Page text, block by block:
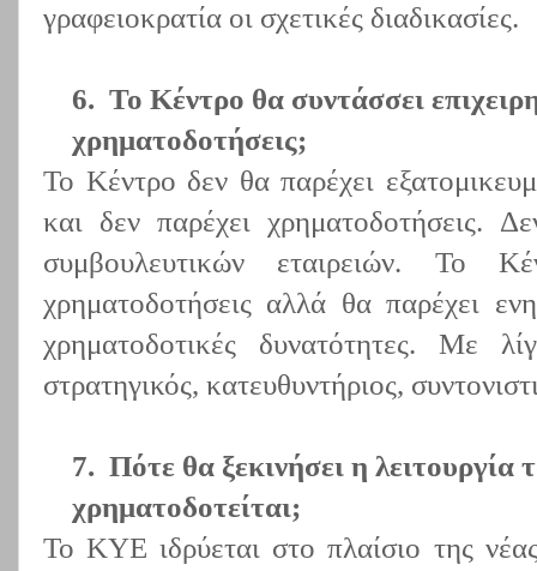
γραφειοκρατία οι σχετικές διαδικασίες.
6. Το Κέντρο θα συντάσσει
χρηματοδοτήσεις;
Το Κέντρο δεν θα παρέχει
και δεν παρέχει χρηματοδοτήσεις.
συμβουλευτικών εταιρειών. Το
χρηματοδοτήσεις αλλά θα παρέχει
χρηματοδοτικές δυνατότητες. Με
στρατηγικός, κατευθυντήριος,
7. Πότε θα ξεκινήσει η
χρηματοδοτείται;
Το ΚΥΕ ιδρύεται στο πλαίσιο της